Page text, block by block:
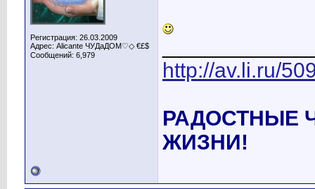
Регистрация: 26.03.2009
Адрес: Alicante ЧУДаДОМ♡◇ €£$
Сообщений: 6,979
http://av.li.ru/
РАДОСТНЫЕ
ЖИЗНИ!